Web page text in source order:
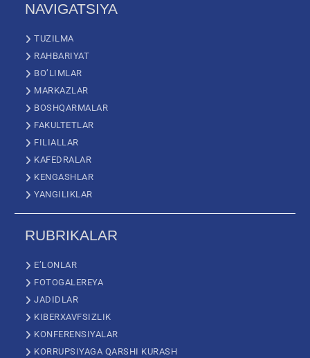
NAVIGATSIYA
TUZILMA
RAHBARIYAT
BO’LIMLAR
MARKAZLAR
BOSHQARMALAR
FAKULTETLAR
FILIALLAR
KAFEDRALAR
KENGASHLAR
YANGILIKLAR
RUBRIKALAR
E’LONLAR
FOTOGALEREYA
JADIDLAR
KIBERXAVFSIZLIK
KONFERENSIYALAR
KORRUPSIYAGA QARSHI KURASH